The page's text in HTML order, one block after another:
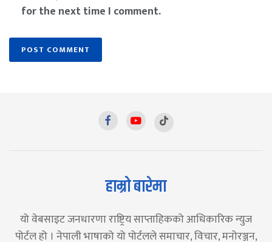
for the next time I comment.
हाम्रो बारेमा
यो वेबसाइट जनधारणा राष्ट्रिय साप्ताहिकको आधिकारिक न्युज
पोर्टल हो । नेपाली भाषाको यो पोर्टलले समाचार, विचार, मनोरञ्जन,